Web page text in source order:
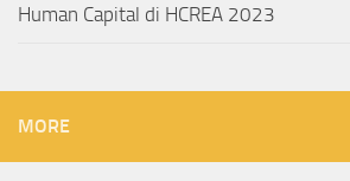
Human Capital di HCREA 2023
MORE